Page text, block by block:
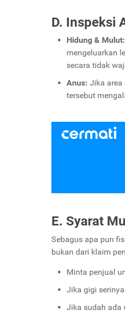
D. Inspeksi
Hidung & Mulut:
mengeluarkan
secara tidak
Anus: Jika area
tersebut
E. Syarat
Sebagus apa pun
bukan dari klaim
Minta penjual
Jika gigi
Jika sudah ada